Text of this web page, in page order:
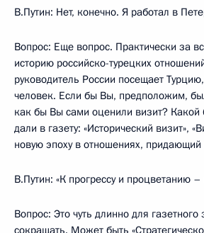
В.Путин: Нет, конечно. Я работал в
Вопрос: Еще вопрос. Практически за
историю российско-турецких
руководитель России посещает
человек. Если бы Вы, предположим,
как бы Вы сами оценили визит?
дали в газету: «Исторический визит»,
новую эпоху в отношениях,
В.Путин: «К прогрессу и процветанию –
Вопрос: Это чуть длинно для
сокращать. Может быть